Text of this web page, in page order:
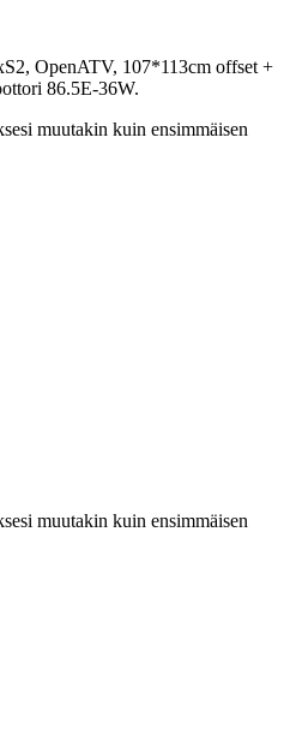
OpenATV, 107*113cm offset +
86.5E-36W.
muutakin kuin ensimmäisen
muutakin kuin ensimmäisen